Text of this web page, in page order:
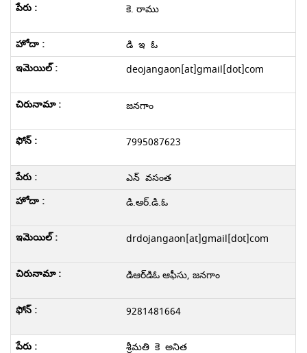
కె. రాము
డి ఇ ఓ
deojangaon[at]gmail[dot]com
జనగాం
7995087623
ఎన్ వసంత
డి.ఆర్.డి.ఓ
drdojangaon[at]gmail[dot]com
డి‌ఆర్‌డి‌ఓ ఆఫీసు, జనగాం
9281481664
శ్రీమతి కె అనిత